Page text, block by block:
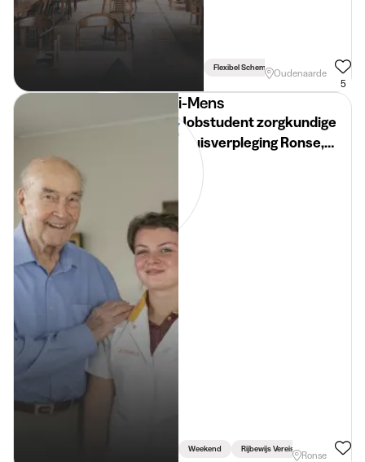
Flexibel Schema Oudenaarde
5
i-Mens
Jobstudent zorgkundige
thuisverpleging Ronse,
Kluisbergen en Maarkedal
Weekend Rijbewijs Vereist
Ronse